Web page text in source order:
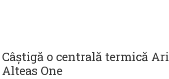
Câștigă o centrală termică
Alteas One